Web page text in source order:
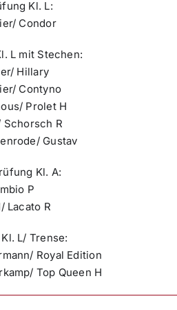
Kl. L:
Condor
L mit Stechen:
Hillary
Contyno
Prolet H
Schorsch R
Gustav
Kl. A:
P
Lacato R
L/ Trense:
Royal Edition
Top Queen H